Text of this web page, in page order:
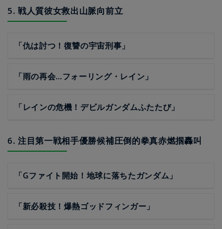
5. 戦人質彼女救出山脈向前立
「仇は討つ！復讐の宇宙刑事」
「雨の再会…フォーリング・レイン」
「レインの危機！デビルガンダムふたたび」
6. 注目第一戦相手優勝候補圧倒的拳真赤燃掴轟叫
「Gファイト開始！地球に落ちたガンダム」
「新必殺技！爆熱ゴッドフィンガー」